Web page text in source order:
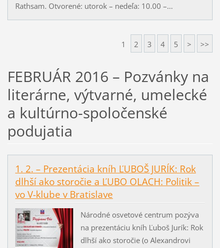
Rathsam. Otvorené: utorok – nedeľa: 10.00 –...
1 2 3 4 5 > >>
FEBRUÁR 2016 – Pozvánky na
literárne, výtvarné, umelecké
a kultúrno-spoločenské
podujatia
1. 2. – Prezentácia kníh ĽUBOŠ JURÍK: Rok
dlhší ako storočie a ĽUBO OLACH: Politik –
vo V-klube v Bratislave
Národné osvetové centrum pozýva
na prezentáciu kníh Ľuboš Jurík: Rok
dlhší ako storočie (o Alexandrovi